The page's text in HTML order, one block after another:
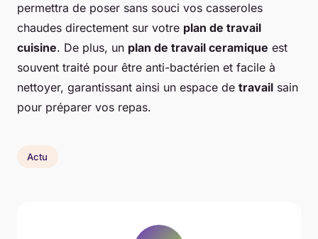
permettra de poser sans souci vos casseroles
chaudes directement sur votre plan de travail
cuisine. De plus, un plan de travail ceramique est
souvent traité pour être anti-bactérien et facile à
nettoyer, garantissant ainsi un espace de travail sain
pour préparer vos repas.
Actu